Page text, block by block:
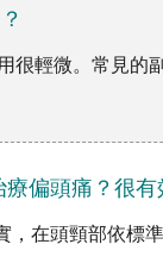
輕微。常見的
偏頭痛？很有
在頭頸部依標